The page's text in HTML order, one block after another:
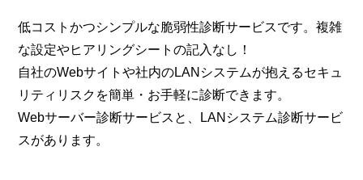
低コストかつシンプルな脆弱性診断サービスです。複雑
な設定やヒアリングシートの記入なし！
自社のWebサイトや社内のLANシステムが抱えるセキュ
リティリスクを簡単・お手軽に診断できます。
Webサーバー診断サービスと、LANシステム診断サービ
スがあります。